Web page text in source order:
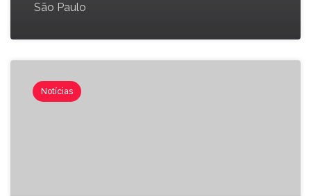
São Paulo
Notícias